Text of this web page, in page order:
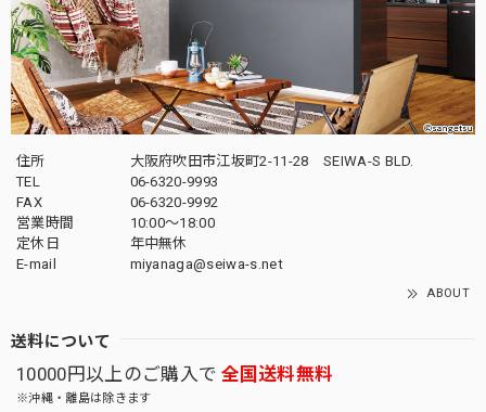
住所
大阪府吹田市江坂町2-11-28 SEIWA-S BLD.
TEL
06-6320-9993
FAX
06-6320-9992
営業時間
10:00～18:00
定休日
年中無休
E-mail
miyanaga@seiwa-s.net
ABOUT
送料について
10000円以上のご購入で 全国送料無料
※沖縄・離島は除きます